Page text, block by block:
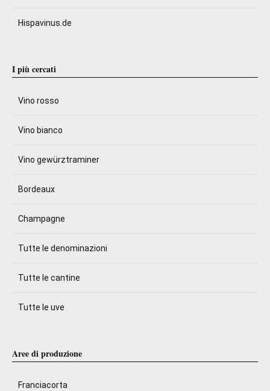
Hispavinus.de
I più cercati
Vino rosso
Vino bianco
Vino gewürztraminer
Bordeaux
Champagne
Tutte le denominazioni
Tutte le cantine
Tutte le uve
Aree di produzione
Franciacorta